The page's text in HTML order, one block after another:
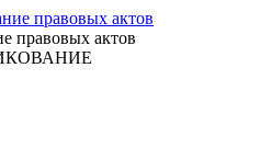
правовых актов